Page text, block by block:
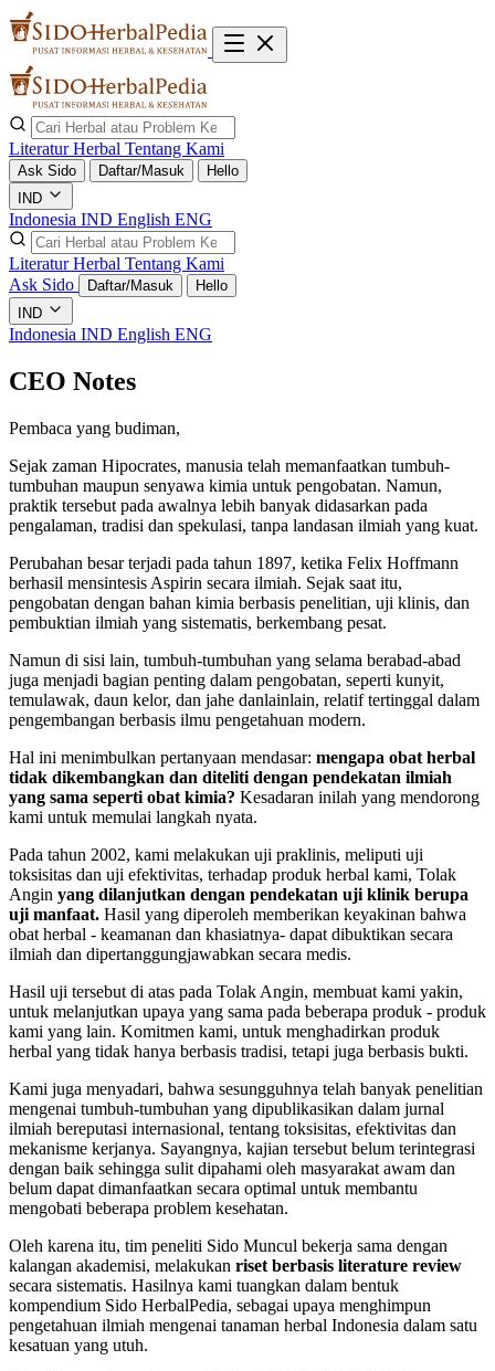
Literatur Herbal Tentang Kami
Ask Sido Daftar/Masuk
Hello
IND
Indonesia IND English ENG
Literatur Herbal Tentang Kami
Ask Sido
Daftar/Masuk
Hello
IND
Indonesia IND English ENG
CEO Notes
Pembaca yang budiman,
Sejak zaman Hipocrates, manusia telah memanfaatkan tumbuh-
tumbuhan maupun senyawa kimia untuk pengobatan. Namun,
praktik tersebut pada awalnya lebih banyak didasarkan pada
pengalaman, tradisi dan spekulasi, tanpa landasan ilmiah yang kuat.
Perubahan besar terjadi pada tahun 1897, ketika Felix Hoffmann
berhasil mensintesis Aspirin secara ilmiah. Sejak saat itu,
pengobatan dengan bahan kimia berbasis penelitian, uji klinis, dan
pembuktian ilmiah yang sistematis, berkembang pesat.
Namun di sisi lain, tumbuh-tumbuhan yang selama berabad-abad
juga menjadi bagian penting dalam pengobatan, seperti kunyit,
temulawak, daun kelor, dan jahe danlainlain, relatif tertinggal dalam
pengembangan berbasis ilmu pengetahuan modern.
Hal ini menimbulkan pertanyaan mendasar: mengapa obat herbal
tidak dikembangkan dan diteliti dengan pendekatan ilmiah
yang sama seperti obat kimia? Kesadaran inilah yang mendorong
kami untuk memulai langkah nyata.
Pada tahun 2002, kami melakukan uji praklinis, meliputi uji
toksisitas dan uji efektivitas, terhadap produk herbal kami, Tolak
Angin yang dilanjutkan dengan pendekatan uji klinik berupa
uji manfaat. Hasil yang diperoleh memberikan keyakinan bahwa
obat herbal - keamanan dan khasiatnya- dapat dibuktikan secara
ilmiah dan dipertanggungjawabkan secara medis.
Hasil uji tersebut di atas pada Tolak Angin, membuat kami yakin,
untuk melanjutkan upaya yang sama pada beberapa produk - produk
kami yang lain. Komitmen kami, untuk menghadirkan produk
herbal yang tidak hanya berbasis tradisi, tetapi juga berbasis bukti.
Kami juga menyadari, bahwa sesungguhnya telah banyak penelitian
mengenai tumbuh-tumbuhan yang dipublikasikan dalam jurnal
ilmiah bereputasi internasional, tentang toksisitas, efektivitas dan
mekanisme kerjanya. Sayangnya, kajian tersebut belum terintegrasi
dengan baik sehingga sulit dipahami oleh masyarakat awam dan
belum dapat dimanfaatkan secara optimal untuk membantu
mengobati beberapa problem kesehatan.
Oleh karena itu, tim peneliti Sido Muncul bekerja sama dengan
kalangan akademisi, melakukan riset berbasis literature review
secara sistematis. Hasilnya kami tuangkan dalam bentuk
kompendium Sido HerbalPedia, sebagai upaya menghimpun
pengetahuan ilmiah mengenai tanaman herbal Indonesia dalam satu
kesatuan yang utuh.